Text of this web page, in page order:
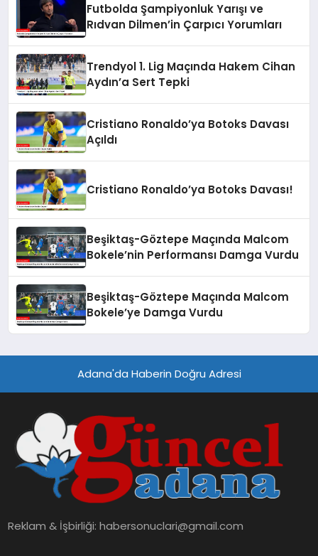
Futbolda Şampiyonluk Yarışı ve
Rıdvan Dilmen’in Çarpıcı Yorumları
Trendyol 1. Lig Maçında Hakem Cihan
Aydın’a Sert Tepki
Cristiano Ronaldo’ya Botoks Davası
Açıldı
Cristiano Ronaldo’ya Botoks Davası!
Beşiktaş-Göztepe Maçında Malcom
Bokele’nin Performansı Damga Vurdu
Beşiktaş-Göztepe Maçında Malcom
Bokele’ye Damga Vurdu
Adana'da Haberin Doğru Adresi
Reklam & İşbirliği:habersonuclari@gmail.com